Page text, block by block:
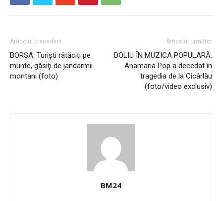
Articolul precedent
BORȘA: Turişti rătăciţi pe
munte, găsiţi de jandarmii
montani (foto)
Articolul următor
DOLIU ÎN MUZICA POPULARĂ:
Anamaria Pop a decedat în
tragedia de la Cicârlău
(foto/video exclusiv)
BM24